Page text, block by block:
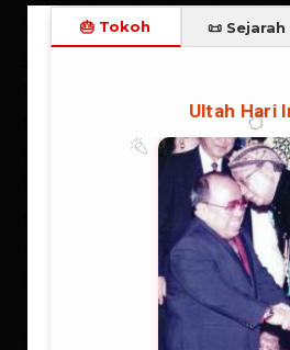
Widjojo bergabung dengan
teman dekatnya, Pansa
pendeta Advent yang kini
grup penerbitan —
kegigihan Widjojo. Katanya,
pemberani. Bertempur
tangan, ia nyaris gugur di
Gunung Sari Surabaya.”
Usai perang, Widjojo